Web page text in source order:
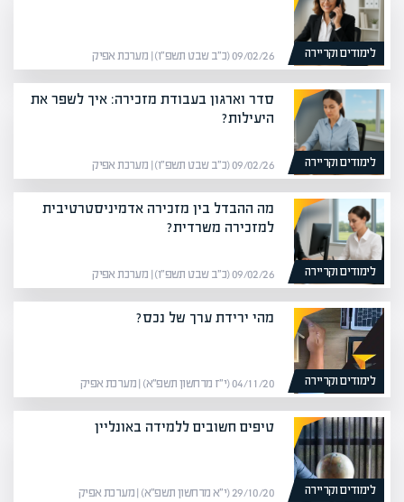
לימודים וקריירה 09/02/26 (כ״ב שבט תשפ״ו) | מערכת אפיק
לימודים וקריירה
סדר וארגון בעבודת מזכירה: איך לשפר את
היעילות?
09/02/26 (כ״ב שבט תשפ״ו) | מערכת אפיק
לימודים וקריירה
מה ההבדל בין מזכירה אדמיניסטרטיבית
למזכירה משרדית?
09/02/26 (כ״ב שבט תשפ״ו) | מערכת אפיק
לימודים וקריירה
מהי ירידת ערך של נכס?
04/11/20 (י״ז מרחשון תשפ״א) | מערכת אפיק
לימודים וקריירה
טיפים חשובים ללמידה באונליין
29/10/20 (י״א מרחשון תשפ״א) | מערכת אפיק